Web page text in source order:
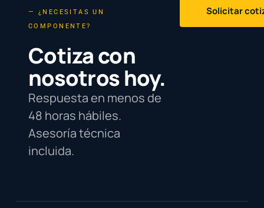
— ¿NECESITAS UN
COMPONENTE?
Cotiza con
nosotros hoy.
Respuesta en menos de
48 horas hábiles.
Asesoría técnica
incluida.
Solicitar